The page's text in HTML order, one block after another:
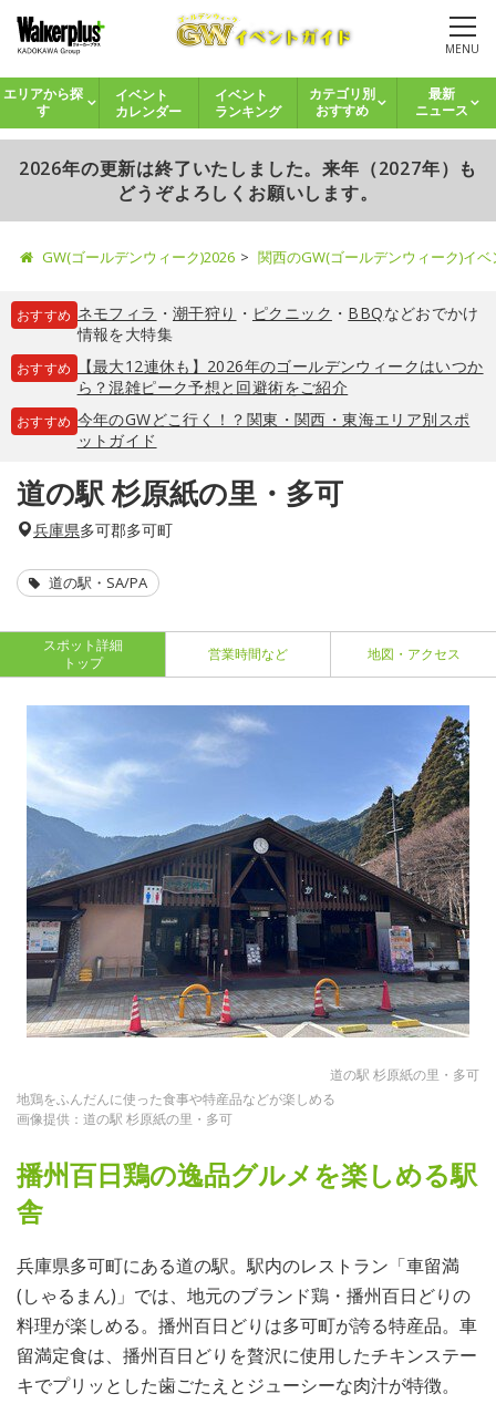
MENU
エリアから探
す
イベント
カレンダー
イベント
ランキング
カテゴリ別
おすすめ
最新
ニュース
2026年の更新は終了いたしました。来年（2027年）も
どうぞよろしくお願いします。
GW(ゴールデンウィーク)2026 関西のGW(ゴールデンウィーク)イ
おすすめ ネモフィラ ・ 潮干狩り ・ ピクニック ・ BBQなどおでかけ
情報を大特集
おすすめ
【最大12連休も】2026年のゴールデンウィークはいつか
ら？混雑ピーク予想と回避術をご紹介
おすすめ 今年のGWどこ行く！？関東・関西・東海エリア別スポ
ットガイド
道の駅 杉原紙の里・多可
兵庫県多可郡多可町
道の駅・SA/PA
スポット詳細
トップ
営業時間など 地図・アクセス
道の駅 杉原紙の里・多可
地鶏をふんだんに使った食事や特産品などが楽しめる
画像提供：道の駅 杉原紙の里・多可
播州百日鶏の逸品グルメを楽しめる駅
舎
兵庫県多可町にある道の駅。駅内のレストラン「車留満
(しゃるまん)」では、地元のブランド鶏・播州百日どりの
料理が楽しめる。播州百日どりは多可町が誇る特産品。車
留満定食は、播州百日どりを贅沢に使用したチキンステー
キでプリッとした歯ごたえとジューシーな肉汁が特徴。